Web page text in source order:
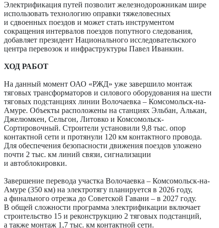
Электрификация путей позволит железнодорожникам шире
использовать технологию оправки тяжеловесных
и сдвоенных поездов и может стать инструментом
сокращения интервалов поездов попутного следования,
добавляет президент Национального исследовательского
центра перевозок и инфраструктуры Павел Иванкин.
ХОД РАБОТ
На данный момент ОАО «РЖД» уже завершило монтаж
тяговых трансформаторов и силового оборудования на шести
тяговых подстанциях линии Волочаевка – Комсомольск-на-
Амуре. Объекты расположены на станциях Эльбан, Алькан,
Джелюмкен, Сельгон, Литовко и Комсомольск-
Сортировочный. Строители установили 9,8 тыс. опор
контактной сети и протянули 120 км контактного провода.
Для обеспечения безопасности движения поездов уложено
почти 2 тыс. км линий связи, сигнализации
и автоблокировки.
Завершение перевода участка Волочаевка – Комсомольск-на-
Амуре (350 км) на электротягу планируется в 2026 году,
а финального отрезка до Советской Гавани – в 2027 году.
В общей сложности программа электрификации включает
строительство 15 и реконструкцию 2 тяговых подстанций,
а также монтаж 1,7 тыс. км контактной сети.